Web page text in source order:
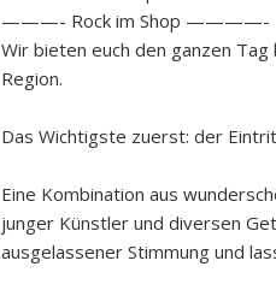
———- Rock im Shop ————-
Wir bieten euch den ganzen
Region.
Das Wichtigste zuerst: der
Eine Kombination aus
junger Künstler und diversen
ausgelassener Stimmung und